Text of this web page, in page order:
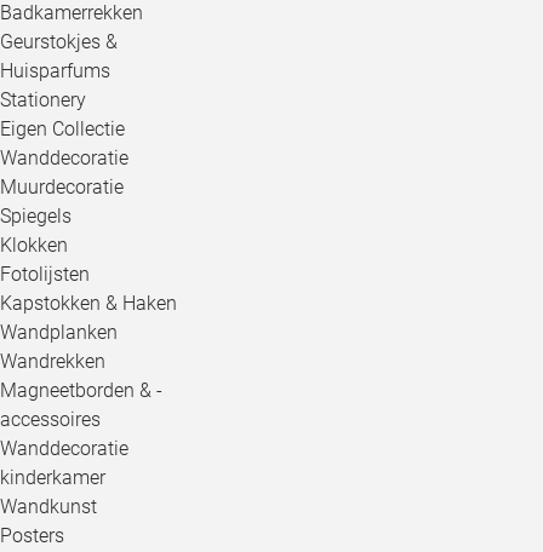
Badkamerrekken
Geurstokjes &
Huisparfums
Stationery
Eigen Collectie
Wanddecoratie
Muurdecoratie
Spiegels
Klokken
Fotolijsten
Kapstokken & Haken
Wandplanken
Wandrekken
Magneetborden & -
accessoires
Wanddecoratie
kinderkamer
Wandkunst
Posters